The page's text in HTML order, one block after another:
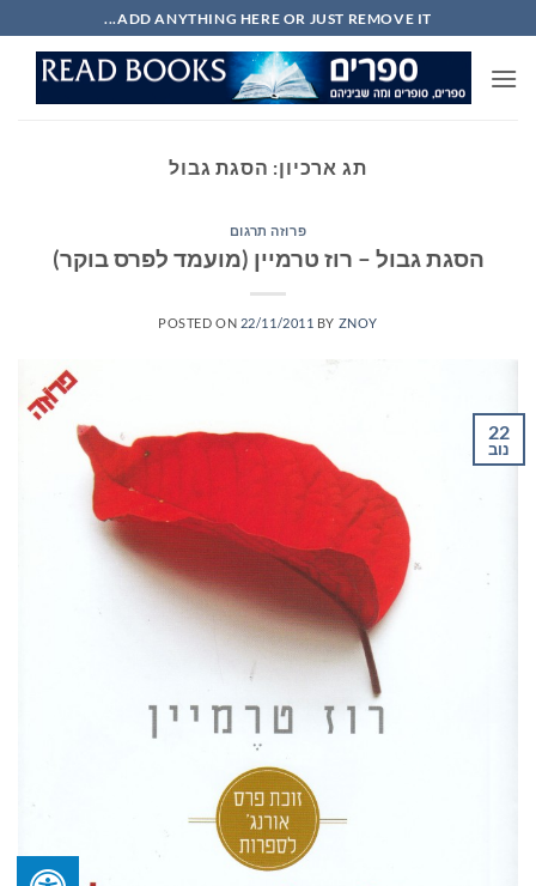
to
content
ADD ANYTHING HERE OR JUST REMOVE IT...
תג ארכיון: הסגת גבול
פרוזה תרגום
הסגת גבול – רוז טרמיין (מועמד לפרס בוקר)
POSTED ON 22/11/2011 BY ZNOY
22
נוב